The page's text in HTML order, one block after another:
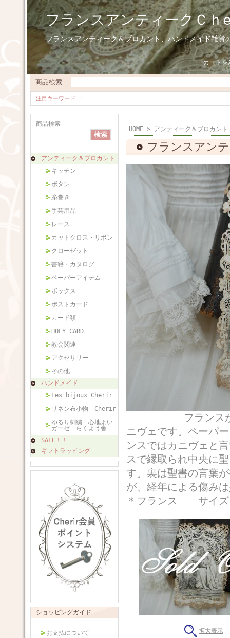
フランスアンティークＣｈ
フランスアンティーク＆ブロカント、ハンドメイド雑貨
カートを
商品検索
注目キーワード
商品検索
アンティーク＆ブロカント
キッチン
ボタン
糸巻き
手芸用品
レース
カットクロス・リボン
クローゼット
書籍・カタログ
ペーパーアイテム
ボックス
ポストカード
カード類
HOLY CARD
教会関連
アクセサリー
その他
ハンドメイド
Les bijoux Cherir
リネン布小物 Cherir
ゆるり刺繍 心地よい
ガーゼ らくよう舎
SALE！！
ギフトラッピング
ショッピングガイド
お支払について
HOME> アンティーク＆ブロカント
フランスアン
フランスから届
ニヴェです。ペーパ
ンスではカニヴェと
スで縁取られ中央に
す。裏は聖書の言葉
が、経年による傷み
＊フランス サイ
拡大表示